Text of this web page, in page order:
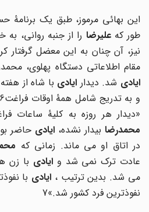
این بهائی مرموز، طبق یک برنامۀ
طور کهعلیرضارا از جنبه روانی، به
نیز، آن چنان به این معضل گرفتار
مقام اطلاعاتی دستگاه پهلوی،
ایادیشد. دیدارایادیبا شاه از هفته
و
«دیدار هر روزه به کلیۀ ساعات
محمدرضابیدار نشده،ایادیحاضر
در اتاق او می ماند. زمانی که
عادت ترک نمی شد و ایادیبا زن
می شد. بدین ترتیب ، ایادیبا
نفوذترین فرد کشور شد.»7